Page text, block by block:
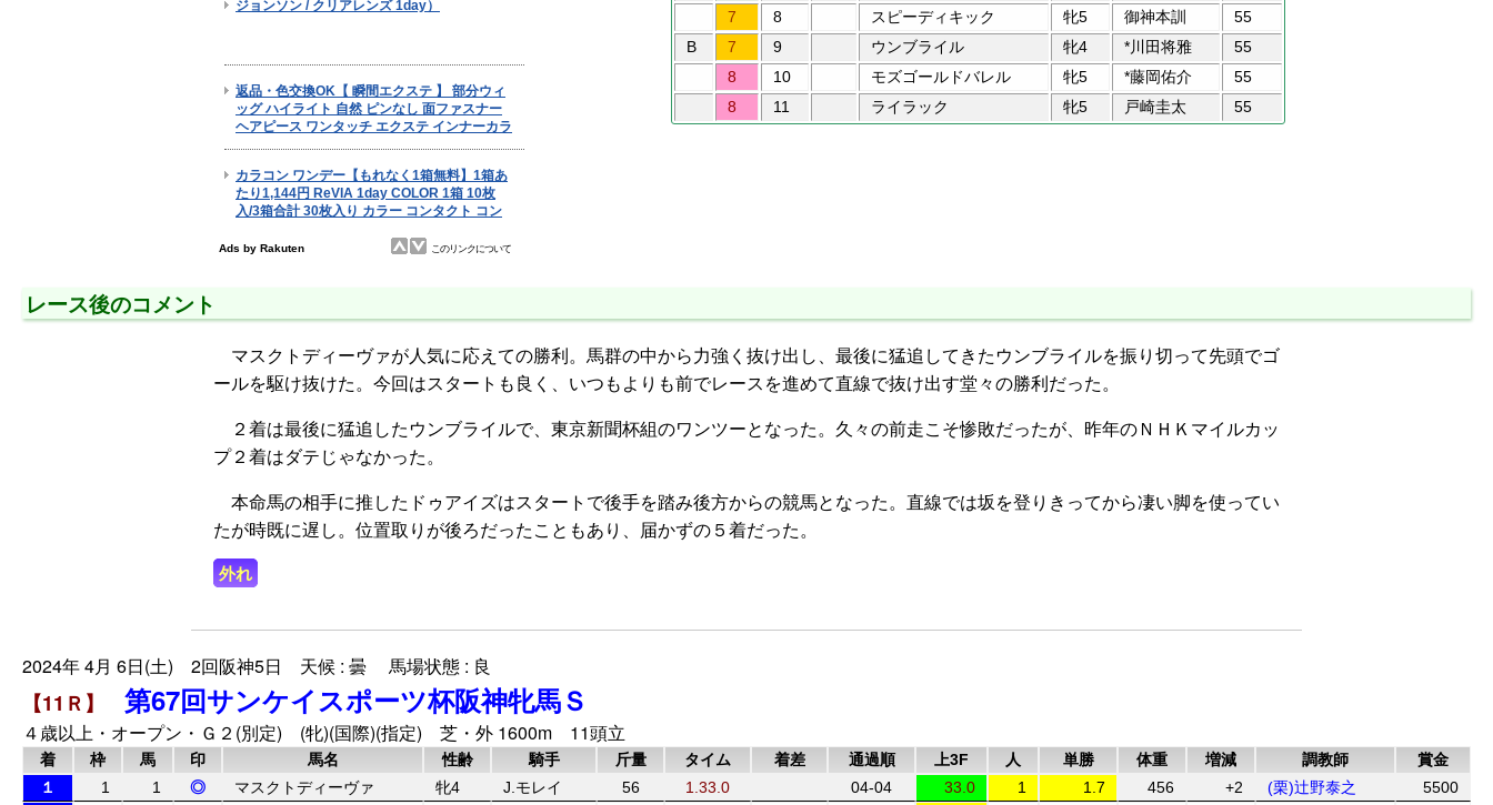
7
8 スピーディキック 牝5 御神本訓
55
B
7 9 ウンブライル 牝4 *川田将雅
55
8
10 モズゴールドバレル 牝5 *藤岡佑介
55
8
11 ライラック 牝5 戸崎圭太 55
レース後のコメント
マスクトディーヴァが人気に応えての勝利。馬群の中から力強く抜け出し、最後に猛追してきたウンブライルを振り切って先頭でゴ
ールを駆け抜けた。今回はスタートも良く、いつもよりも前でレースを進めて直線で抜け出す堂々の勝利だった。
２着は最後に猛追したウンブライルで、東京新聞杯組のワンツーとなった。久々の前走こそ惨敗だったが、昨年のＮＨＫマイルカッ
プ２着はダテじゃなかった。
本命馬の相手に推したドゥアイズはスタートで後手を踏み後方からの競馬となった。直線では坂を登りきってから凄い脚を使ってい
たが時既に遅し。位置取りが後ろだったこともあり、届かずの５着だった。
外れ
2024年 4月 6日(土) 2回阪神5日 天候 : 曇 馬場状態 : 良
【11Ｒ】 第67回サンケイスポーツ杯阪神牝馬Ｓ
４歳以上・オープン・Ｇ２(別定) (牝)(国際)(指定) 芝・外 1600m 11頭立
着 枠 馬 印 馬名 性齢 騎手 斤量 タイム 着差 通過順 上3F 人 単勝 体重 増減 調教師
賞金
１
1 1 ◎ マスクトディーヴァ 牝4 J.モレイ 56 1.33.0 04-04 33.0 1 1.7 456 +2 (栗)辻野泰之
5500